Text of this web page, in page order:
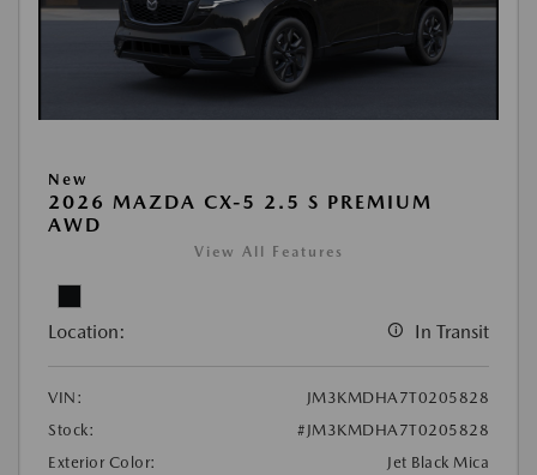
New
2026 MAZDA CX-5 2.5 S PREMIUM
AWD
View All Features
Location: In Transit
VIN:
JM3KMDHA7T0205828
Stock:
#JM3KMDHA7T0205828
Exterior Color:
Jet Black Mica